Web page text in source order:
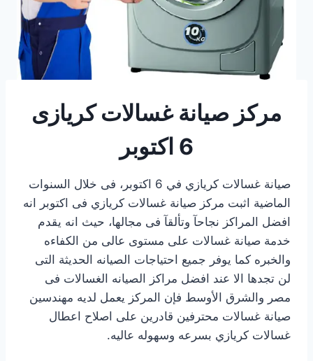
مركز صيانة غسالات كريازى
6 اكتوبر
صيانة غسالات كريازي في 6 اكتوبر، فى خلال السنوات
الماضية اثبت مركز صيانة غسالات كريازي فى اكتوبر انه
افضل المراكز نجاحآ وتألقآ فى مجالها، حيث انه يقدم
خدمة صيانة غسالات على مستوى عالى من الكفاءه
والخبره كما يوفر جميع احتياجات الصيانه الحديثة التى
لن تجدها الا عند افضل مراكز الصيانه الغسالات فى
مصر والشرق الأوسط فإن المركز يعمل لديه مهندسين
صيانة غسالات محترفين قادرين على اصلاح اعطال
غسالات كريازي بسرعه وسهوله عاليه.